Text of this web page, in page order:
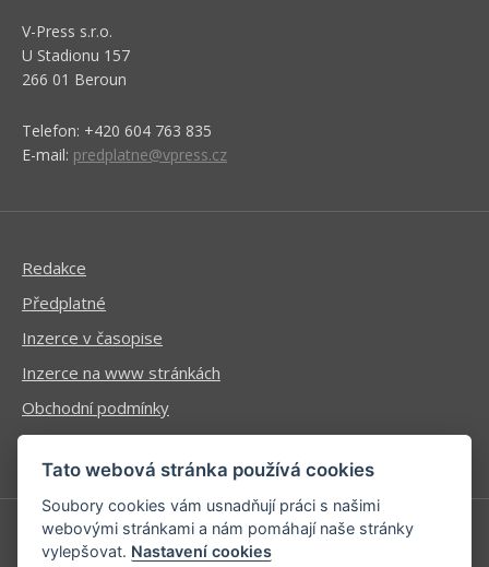
V-Press s.r.o.
U Stadionu 157
266 01 Beroun
Telefon: +420 604 763 835
E-mail: predplatne@vpress.cz
Redakce
Předplatné
Inzerce v časopise
Inzerce na www stránkách
Obchodní podmínky
Ochrana osobních údajů
Příhlášení | Registrace
Tato webová stránka používá cookies
Soubory cookies vám usnadňují práci s našimi
webovými stránkami a nám pomáhají naše stránky
vylepšovat. Nastavení cookies